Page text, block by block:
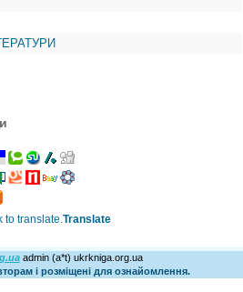
Translate
admin (a*t) ukrkniga.org.ua
і розміщені для ознайомлення.